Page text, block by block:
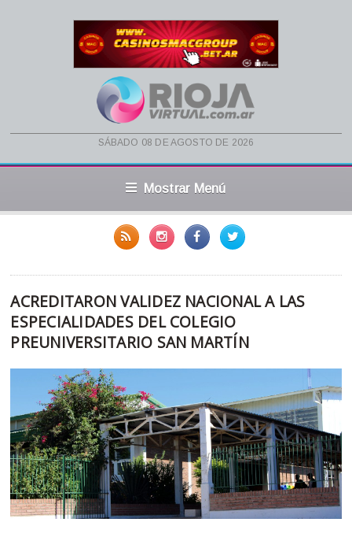
sábado 08 de agosto de 2026
Mostrar Menú
ACREDITARON VALIDEZ NACIONAL A LAS
ESPECIALIDADES DEL COLEGIO
PREUNIVERSITARIO SAN MARTÍN